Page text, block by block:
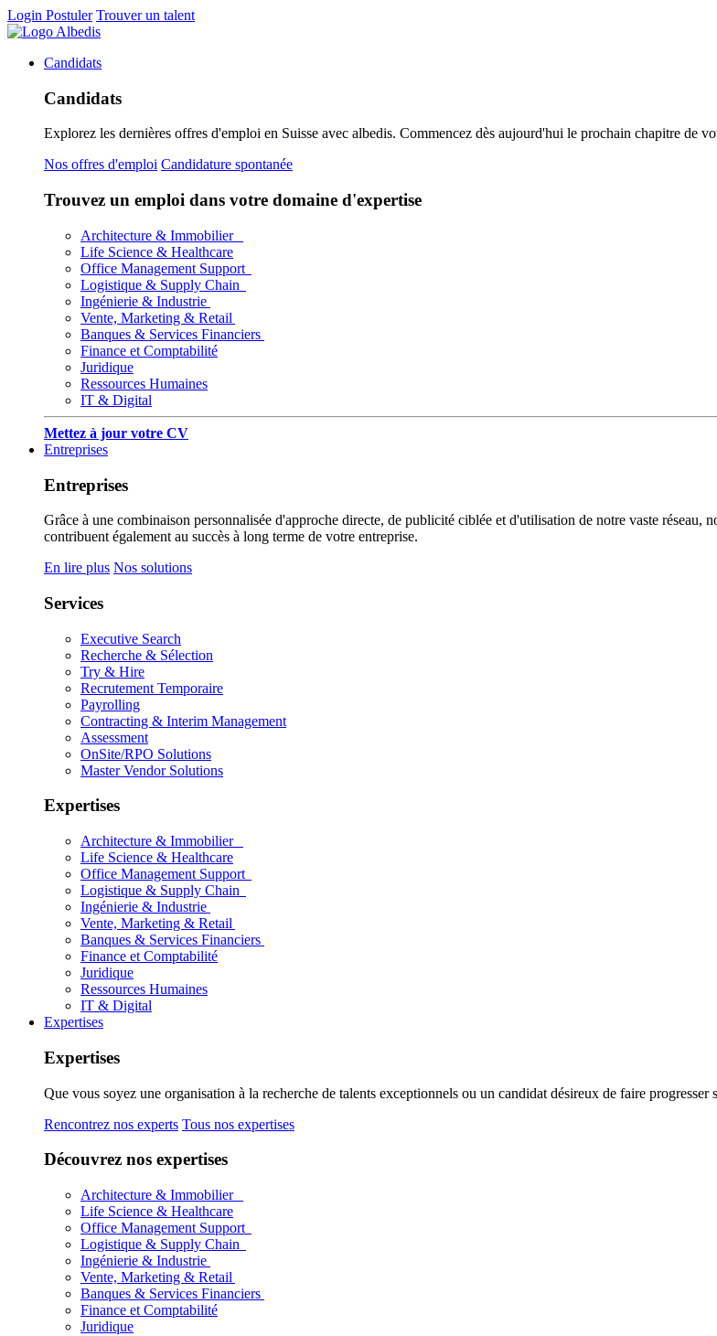
Login Postuler Trouver un talent
Candidats
Candidats
Explorez les dernières offres d'emploi en Suisse avec albedis. Commencez dès aujourd'hui le prochain chapitre de
Nos offres d'emploi Candidature spontanée
Trouvez un emploi dans votre domaine d'expertise
Architecture & Immobilier
Life Science & Healthcare
Office Management Support
Logistique & Supply Chain
Ingénierie & Industrie
Vente, Marketing & Retail
Banques & Services Financiers
Finance et Comptabilité
Juridique
Ressources Humaines
IT & Digital
Mettez à jour votre CV
Entreprises
Entreprises
Grâce à une combinaison personnalisée d'approche directe, de publicité ciblée et d'utilisation de notre vaste réseau,
contribuent également au succès à long terme de votre entreprise.
En lire plus Nos solutions
Services
Executive Search
Recherche & Sélection
Try & Hire
Recrutement Temporaire
Payrolling
Contracting & Interim Management
Assessment
OnSite/RPO Solutions
Master Vendor Solutions
Expertises
Architecture & Immobilier
Life Science & Healthcare
Office Management Support
Logistique & Supply Chain
Ingénierie & Industrie
Vente, Marketing & Retail
Banques & Services Financiers
Finance et Comptabilité
Juridique
Ressources Humaines
IT & Digital
Expertises
Expertises
Que vous soyez une organisation à la recherche de talents exceptionnels ou un candidat désireux de faire
Rencontrez nos experts Tous nos expertises
Découvrez nos expertises
Architecture & Immobilier
Life Science & Healthcare
Office Management Support
Logistique & Supply Chain
Ingénierie & Industrie
Vente, Marketing & Retail
Banques & Services Financiers
Finance et Comptabilité
Juridique